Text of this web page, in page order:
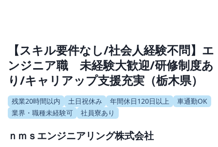
【スキル要件なし/社会人経験不問】エ
ンジニア職 未経験大歓迎/研修制度あ
り/キャリアップ支援充実（栃木県）
残業20時間以内 土日祝休み 年間休日120日以上
車通勤OK
業界・職種未経験可
社員寮あり
ｎｍｓエンジニアリング株式会社